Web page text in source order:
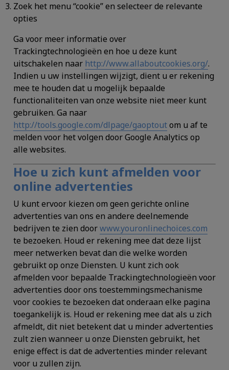
Zoek het menu “cookie” en selecteer de relevante
opties
Ga voor meer informatie over
Trackingtechnologieën en hoe u deze kunt
uitschakelen naar http://www.allaboutcookies.org/.
Indien u uw instellingen wijzigt, dient u er rekening
mee te houden dat u mogelijk bepaalde
functionaliteiten van onze website niet meer kunt
gebruiken. Ga naar
http://tools.google.com/dlpage/gaoptoutom u af te
melden voor het volgen door Google Analytics op
alle websites.
Hoe u zich kunt afmelden voor
online advertenties
U kunt ervoor kiezen om geen gerichte online
advertenties van ons en andere deelnemende
bedrijven te zien doorwww.youronlinechoices.com
te bezoeken. Houd er rekening mee dat deze lijst
meer netwerken bevat dan die welke worden
gebruikt op onze Diensten. U kunt zich ook
afmelden voor bepaalde Trackingtechnologieën voor
advertenties door ons toestemmingsmechanisme
voor cookies te bezoeken dat onderaan elke pagina
toegankelijk is. Houd er rekening mee dat als u zich
afmeldt, dit niet betekent dat u minder advertenties
zult zien wanneer u onze Diensten gebruikt, het
enige effect is dat de advertenties minder relevant
voor u zullen zijn.